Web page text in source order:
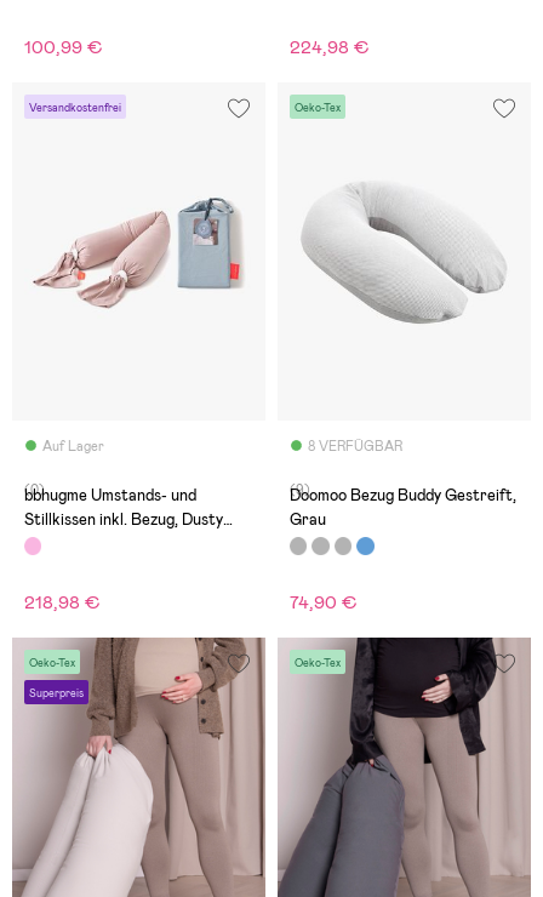
100,99 € 224,98 €
Versandkostenfrei
Auf Lager
(0)
bbhugme Umstands- und
Stillkissen inkl. Bezug, Dusty
Pink/Eucalyptus
218,98 €
Oeko-Tex
8 VERFÜGBAR
(9)
Doomoo Bezug Buddy Gestreift,
Grau
74,90 €
Oeko-Tex
Superpreis
Oeko-Tex